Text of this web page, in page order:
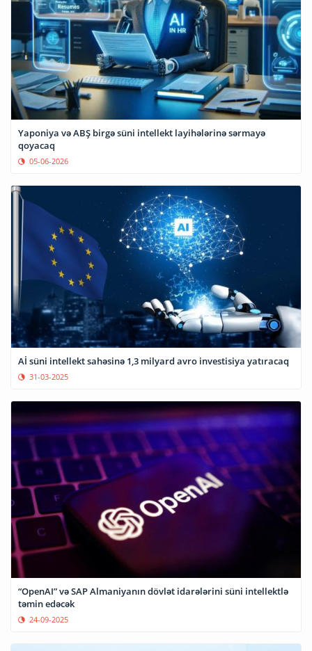
Yaponiya və ABŞ birgə süni intellekt layihələrinə sərmayə
qoyacaq
05-06-2026
Aİ süni intellekt sahəsinə 1,3 milyard avro investisiya yatıracaq
31-03-2025
“OpenAI” və SAP Almaniyanın dövlət idarələrini süni intellektlə
təmin edəcək
24-09-2025